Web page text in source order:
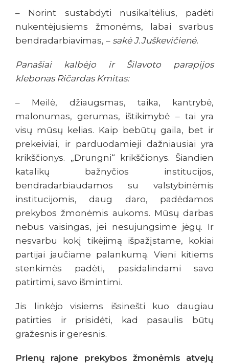
– Norint sustabdyti nusikaltėlius, padėti
nukentėjusiems žmonėms, labai svarbus
bendradarbiavimas, – sakė J.Juškevičienė.
Panašiai kalbėjo ir Šilavoto parapijos
klebonas Ričardas Kmitas:
– Meilė, džiaugsmas, taika, kantrybė,
malonumas, gerumas, ištikimybė – tai yra
visų mūsų kelias. Kaip bebūtų gaila, bet ir
prekeiviai, ir parduodamieji dažniausiai yra
krikščionys. „Drungni“ krikščionys. Šiandien
katalikų bažnyčios institucijos,
bendradarbiaudamos su valstybinėmis
institucijomis, daug daro, padėdamos
prekybos žmonėmis aukoms. Mūsų darbas
nebus vaisingas, jei nesujungsime jėgų. Ir
nesvarbu kokį tikėjimą išpažįstame, kokiai
partijai jaučiame palankumą. Vieni kitiems
stenkimės padėti, pasidalindami savo
patirtimi, savo išmintimi.
Jis linkėjo visiems išsinešti kuo daugiau
patirties ir prisidėti, kad pasaulis būtų
gražesnis ir geresnis.
Prienų rajone prekybos žmonėmis atvejų